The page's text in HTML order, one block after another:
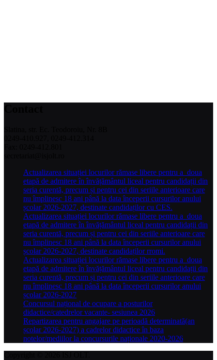
Actualizarea situației locurilor rămase libere pentru a doua
etapă de admitere în învățământul liceal pentru candidații din
seria curentă, precum și pentru cei din seriile anterioare care
nu împlinesc 18 ani până la data începerii cursurilor anului
școlar 2026-2027, destinate candidaților cu CES.
Actualizarea situației locurilor rămase libere pentru a doua
etapă de admitere în învățământul liceal pentru candidații din
seria curentă, precum și pentru cei din seriile anterioare care
nu împlinesc 18 ani până la data începerii cursurilor anului
școlar 2026-2027, destinate candidaților rromi.
Actualizarea situației locurilor rămase libere pentru a doua
etapă de admitere în învățământul liceal pentru candidații din
seria curentă, precum și pentru cei din seriile anterioare care
nu împlinesc 18 ani până la data începerii cursurilor anului
școlar 2026-2027
Concursul național de ocupare a posturilor
didactice/catedrelor vacante- sesiunea 2026
Repartizarea pentru angajare pe perioadă determinată(an
școlar 2026-2027) a cadrelor didactice în baza
notelor/mediilor la concursurile naționale 2020-2026